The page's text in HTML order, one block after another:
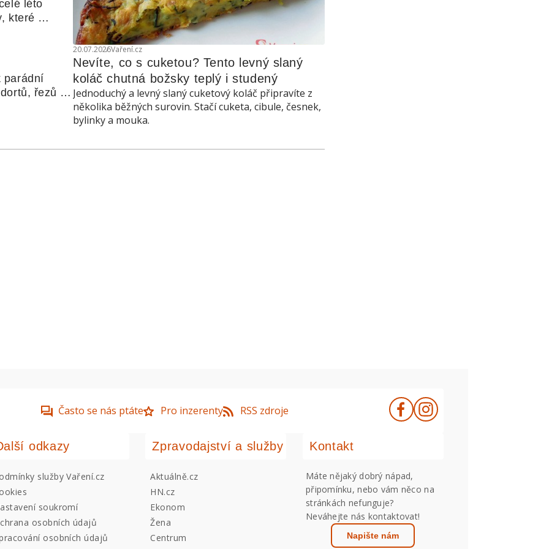
20.07.2026Vaření.cz
Nevíte, co s cuketou? Tento levný slaný
koláč chutná božsky teplý i studený
Jednoduchý a levný slaný cuketový koláč připravíte z
několika běžných surovin. Stačí cuketa, cibule, česnek,
bylinky a mouka.
léto
které
nebo
parádní
řezů a
Často se nás ptáte Pro inzerenty RSS zdroje
odkazy
služby Vaření.cz
soukromí
osobních údajů
osobních údajů
Zpravodajství a služby
Aktuálně.cz
HN.cz
Ekonom
Žena
Centrum
Kontakt
Máte nějaký dobrý nápad,
připomínku, nebo vám něco na
stránkách nefunguje?
Neváhejte nás kontaktovat!
Napište nám